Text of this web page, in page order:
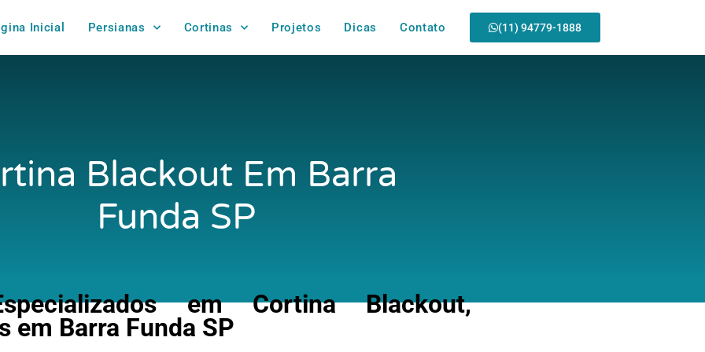
Inicial Persianas Cortinas Projetos Dicas Contato (11) 94779-1888
Blackout Em Barra
Funda SP
em Cortina Blackout,
em Barra Funda SP